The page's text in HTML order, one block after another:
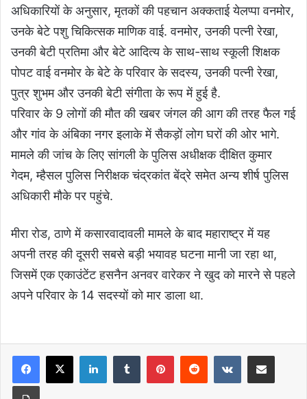
अधिकारियों के अनुसार, मृतकों की पहचान अक्कताई येलप्पा वनमोर,
उनके बेटे पशु चिकित्सक माणिक वाई. वनमोर, उनकी पत्नी रेखा,
उनकी बेटी प्रतिमा और बेटे आदित्य के साथ-साथ स्कूली शिक्षक
पोपट वाई वनमोर के बेटे के परिवार के सदस्य, उनकी पत्नी रेखा,
पुत्र शुभम और उनकी बेटी संगीता के रूप में हुई है.
परिवार के 9 लोगों की मौत की खबर जंगल की आग की तरह फैल गई
और गांव के अंबिका नगर इलाके में सैकड़ों लोग घरों की ओर भागे.
मामले की जांच के लिए सांगली के पुलिस अधीक्षक दीक्षित कुमार
गेदम, म्हैसल पुलिस निरीक्षक चंद्रकांत बेंद्रे समेत अन्य शीर्ष पुलिस
अधिकारी मौके पर पहुंचे.
मीरा रोड, ठाणे में कसारवादावली मामले के बाद महाराष्ट्र में यह
अपनी तरह की दूसरी सबसे बड़ी भयावह घटना मानी जा रहा था,
जिसमें एक एकाउंटेंट हसनैन अनवर वारेकर ने खुद को मारने से पहले
अपने परिवार के 14 सदस्यों को मार डाला था.